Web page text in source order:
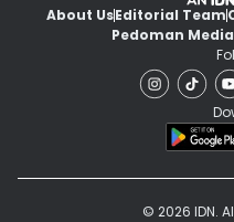
About UsEditorial Team
Pedoman
© 2026 IDN.